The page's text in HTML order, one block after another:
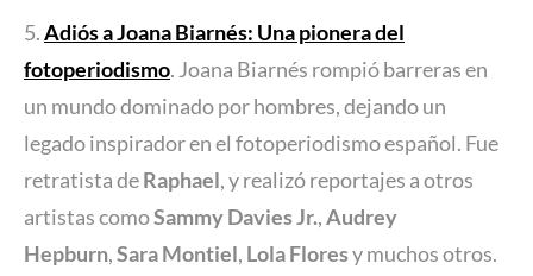
5.Adiós a Joana Biarnés: Una pionera del
fotoperiodismo. Joana Biarnés rompió barreras en
un mundo dominado por hombres, dejando un
legado inspirador en el fotoperiodismo español. Fue
retratista deRaphael, y realizó reportajes a otros
artistas comoSammy Davies Jr.,Audrey
Hepburn,Sara Montiel, Lola Floresy muchos otros.